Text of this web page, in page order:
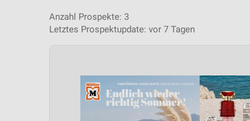
Anzahl Prospekte: 3
Letztes Prospektupdate: vor 7 Tagen